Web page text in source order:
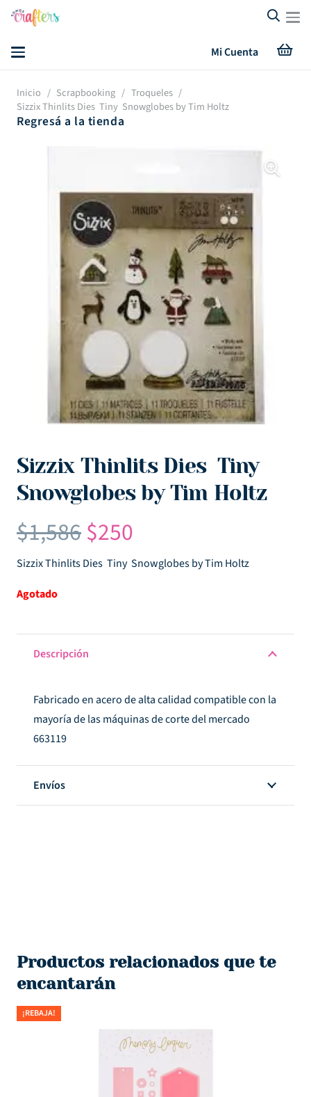
Mi Cuenta
Inicio / Scrapbooking / Troqueles /
Sizzix Thinlits Dies ­ Tiny Snowglobes by Tim Holtz
Regresá a la tienda
Sizzix Thinlits Dies ­ Tiny
Snowglobes by Tim Holtz
$1,586El
precio
original
$250
precio
actual
Sizzix Thinlits Dies ­ Tiny Snowglobes by Tim Holtz
Agotado
Descripción
Fabricado en acero de alta calidad compatible con la
mayoría de las máquinas de corte del mercado
663119
Envíos
Productos relacionados que te
encantarán
¡REBAJA!